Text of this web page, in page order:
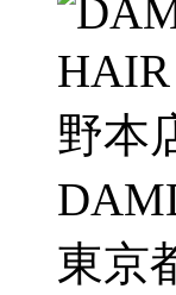
東京